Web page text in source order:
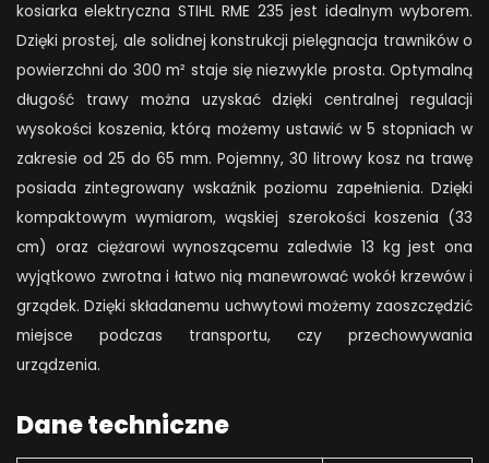
kosiarka elektryczna STIHL RME 235 jest idealnym wyborem.
Dzięki prostej, ale solidnej konstrukcji pielęgnacja trawników o
powierzchni do 300 m² staje się niezwykle prosta. Optymalną
długość trawy można uzyskać dzięki centralnej regulacji
wysokości koszenia, którą możemy ustawić w 5 stopniach w
zakresie od 25 do 65 mm. Pojemny, 30 litrowy kosz na trawę
posiada zintegrowany wskaźnik poziomu zapełnienia. Dzięki
kompaktowym wymiarom, wąskiej szerokości koszenia (33
cm) oraz ciężarowi wynoszącemu zaledwie 13 kg jest ona
wyjątkowo zwrotna i łatwo nią manewrować wokół krzewów i
grządek. Dzięki składanemu uchwytowi możemy zaoszczędzić
miejsce podczas transportu, czy przechowywania
urządzenia.
Dane techniczne